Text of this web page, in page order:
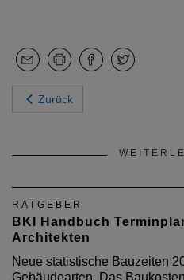
Zurück
RATGEBER
BKI Handbuch
Architekten
Neue statistische Bauzeiten
Gebäudearten. Das